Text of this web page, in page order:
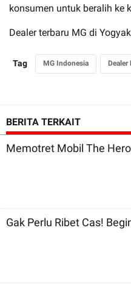
konsumen untuk beralih ke
Dealer terbaru MG di
Tag MG Indonesia Dealer
BERITA TERKAIT
Memotret Mobil The
Gak Perlu Ribet Cas!